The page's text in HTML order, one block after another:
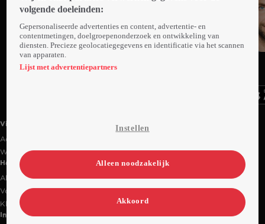
Ga
naar
Trailer
Videoland
Actiecode
Werken bij RTL
Handige links
Alle films & series
Veelgestelde vragen
Klantenservice
Informatie
volgende doeleinden:
Gepersonaliseerde advertenties en content, advertentie- en
contentmetingen, doelgroepenonderzoek en ontwikkeling van
diensten. Precieze geolocatiegegevens en identificatie via het scannen
van apparaten.
Lijst met advertentiepartners
Instellen
Alleen noodzakelijk
Akkoord